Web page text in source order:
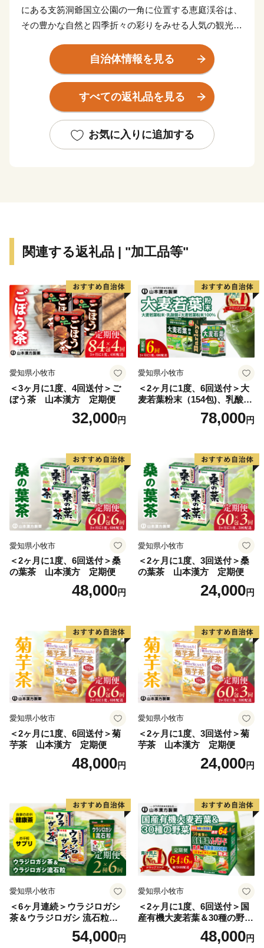
にある支笏洞爺国立公園の一角に位置する恵庭渓谷は、
その豊かな自然と四季折々の彩りをみせる人気の観光ス
花づくりが盛んで、個人の庭を開放したオープンガーデ
ンに全国各地からたくさんの方が見学に訪れています。
読書活動も盛んで、全国に先駆けて実施したブックスタ
ート事業など、読書のまちづくりにも力を入れていま
豊かな水資源を求め、大手ビール工場（サッポロビール
北海道工場）など食品関連企業の立地が進んでいます。
自治体情報を見る
すべての返礼品を見る
お気に入りに追加する
関連する返礼品 | "加工品等"
愛知県小牧市
＜3ヶ月に1度、4回送付＞ご
ぼう茶 山本漢方 定期便
32,000円
愛知県小牧市
＜2ヶ月に1度、6回送付＞大
麦若葉粉末（154包)、乳酸菌
+大麦若葉粉末（7包) 山本
78,000円
愛知県小牧市
＜2ヶ月に1度、6回送付＞桑
の葉茶 山本漢方 定期便
48,000円
愛知県小牧市
＜2ヶ月に1度、3回送付＞桑
の葉茶 山本漢方 定期便
24,000円
愛知県小牧市
＜2ヶ月に1度、6回送付＞菊
芋茶 山本漢方 定期便
48,000円
愛知県小牧市
＜2ヶ月に1度、3回送付＞菊
芋茶 山本漢方 定期便
24,000円
愛知県小牧市
＜6ヶ月連続＞ウラジロガシ
茶＆ウラジロガシ 流石粒
山本漢方 定期便54,000円
愛知県小牧市
＜2ヶ月に1度、6回送付＞国
産有機大麦若葉＆30種の野
菜 山本漢方 定期便
48,000円